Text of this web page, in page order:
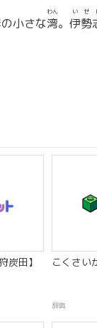
小さな湾
わん
。 伊勢
いせ
炭田】 こくさい
辞典